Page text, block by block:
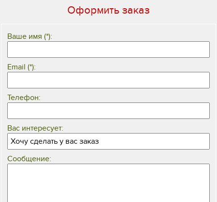
Оформить заказ
Ваше имя (*):
Email (*):
Телефон:
Вас интересует:
Сообщение: